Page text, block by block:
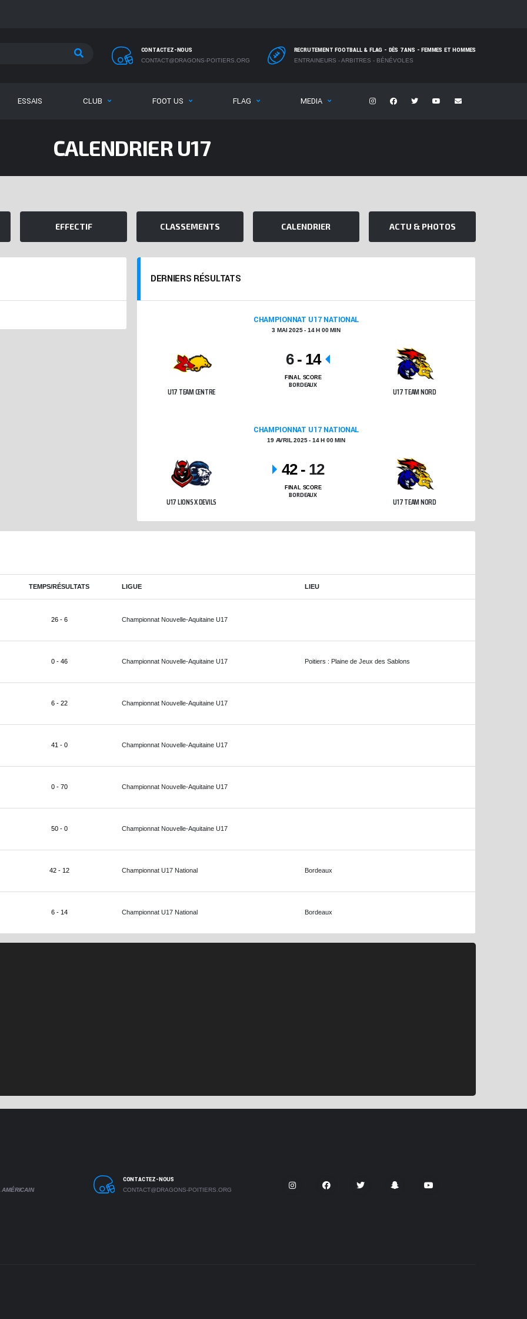
CONTACTEZ-NOUS
CONTACT@DRAGONS-POITIERS.ORG
RECRUTEMENT FOOTBALL & FLAG - DÈS 7 ANS - FEMMES ET HOMMES
ENTRAINEURS - ARBITRES - BÉNÉVOLES
ESSAIS CLUB FOOT US FLAG MEDIA
CALENDRIER U17
EFFECTIF CLASSEMENTS CALENDRIER ACTU & PHOTOS
DERNIERS RÉSULTATS
CHAMPIONNAT U17 NATIONAL
3 MAI 2025 - 14 H 00 MIN
U17 TEAM CENTRE U17 TEAM NORD
6 - 14
FINAL SCORE
BORDEAUX
CHAMPIONNAT U17 NATIONAL
19 AVRIL 2025 - 14 H 00 MIN
U17 LIONS X DEVILS U17 TEAM NORD
42 - 12
FINAL SCORE
BORDEAUX
TEMPS/RÉSULTATS LIGUE LIEU
26 - 6 Championnat Nouvelle-Aquitaine U17
0 - 46 Championnat Nouvelle-Aquitaine U17 Poitiers : Plaine de Jeux des Sablons
6 - 22 Championnat Nouvelle-Aquitaine U17
41 - 0 Championnat Nouvelle-Aquitaine U17
0 - 70 Championnat Nouvelle-Aquitaine U17
50 - 0 Championnat Nouvelle-Aquitaine U17
42 - 12 Championnat U17 National Bordeaux
6 - 14 Championnat U17 National Bordeaux
AMÉRICAIN
CONTACTEZ-NOUS
CONTACT@DRAGONS-POITIERS.ORG